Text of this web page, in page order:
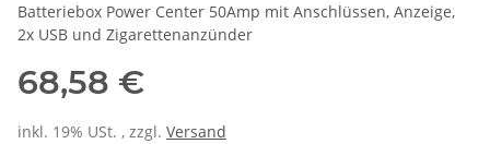
Batteriebox Power Center 50Amp mit Anschlüssen, Anzeige,
2x USB und Zigarettenanzünder
68,58 €
inkl. 19% USt. , zzgl. Versand